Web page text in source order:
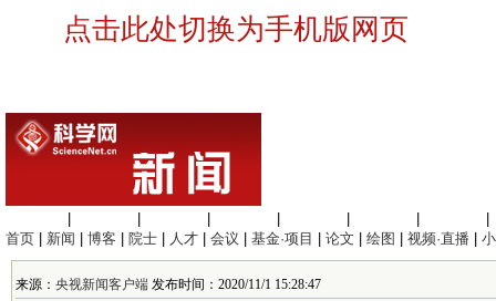
点击此处切换为手机版网页
首页
新闻 博客 院士 人才 会议 基金·项目 论文 绘图 视频·直播
来源： 央视新闻客户端 发布时间：2020/11/1 15:28:47